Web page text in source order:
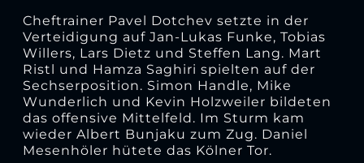
Cheftrainer Pavel Dotchev setzte in der
Verteidigung auf Jan-Lukas Funke, Tobias
Willers, Lars Dietz und Steffen Lang. Mart
Ristl und Hamza Saghiri spielten auf der
Sechserposition. Simon Handle, Mike
Wunderlich und Kevin Holzweiler bildeten
das offensive Mittelfeld. Im Sturm kam
wieder Albert Bunjaku zum Zug. Daniel
Mesenhöler hütete das Kölner Tor.